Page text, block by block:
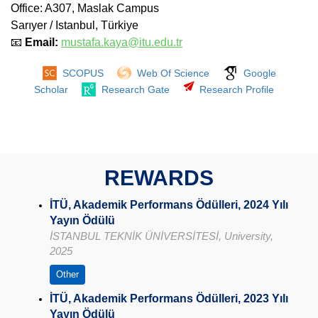
Office: A307, Maslak Campus
Sarıyer / Istanbul, Türkiye
📧 Email: mustafa.kaya@itu.edu.tr
SCOPUS Web Of Science
Google
Scholar
Research Gate Research Profile
REWARDS
İTÜ, Akademik Performans Ödülleri, 2024 Yılı
Yayın Ödülü
İSTANBUL TEKNİK ÜNİVERSİTESİ, University,
2025
Other
İTÜ, Akademik Performans Ödülleri, 2023 Yılı
Yayın Ödülü